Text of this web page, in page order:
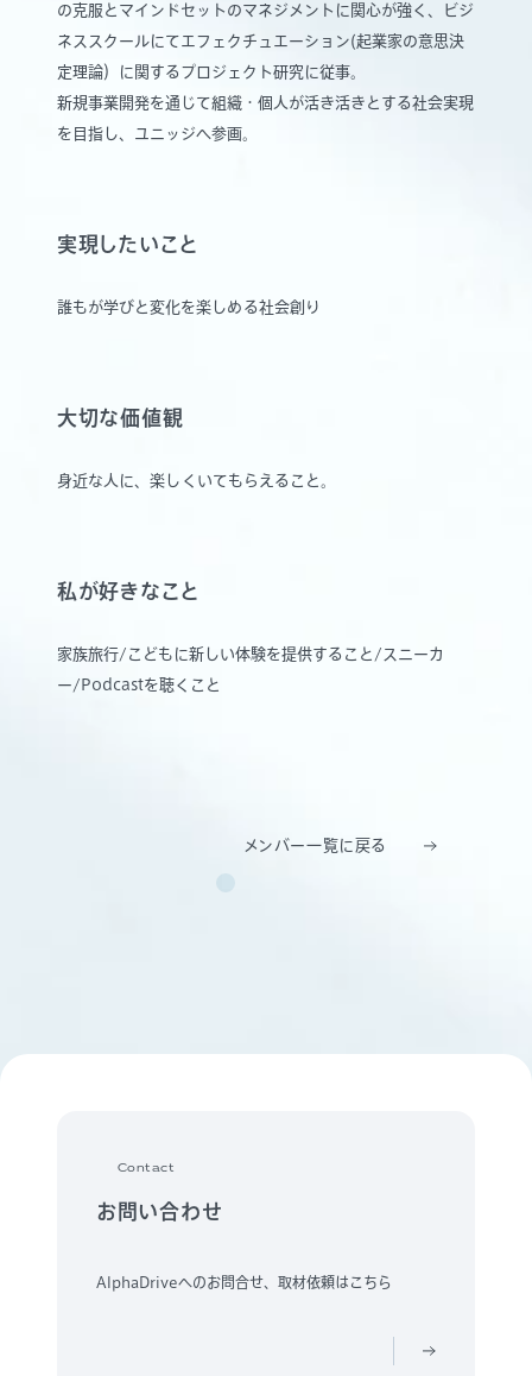
の克服とマインドセットのマネジメントに関心が強く、ビジ
ネススクールにてエフェクチュエーション(起業家の意思決
定理論）に関するプロジェクト研究に従事。
新規事業開発を通じて組織・個人が活き活きとする社会実現
を目指し、ユニッジへ参画。
実現したいこと
誰もが学びと変化を楽しめる社会創り
大切な価値観
身近な人に、楽しくいてもらえること。
私が好きなこと
家族旅行/こどもに新しい体験を提供すること/スニーカ
ー/Podcastを聴くこと
メンバー一覧に戻る
Contact
お問い合わせ
AlphaDriveへのお問合せ、取材依頼はこちら